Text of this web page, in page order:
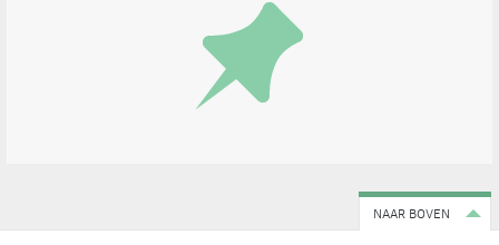
NAAR BOVEN